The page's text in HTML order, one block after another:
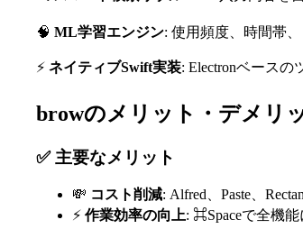
🧠 ML学習エンジン: 使用頻度、時間帯
⚡ ネイティブSwift実装: Electronベースの
browのメリット・デメリ
✅ 主要なメリット
💸 コスト削減: Alfred、Paste、
⚡ 作業効率の向上: ⌘Spaceで全機